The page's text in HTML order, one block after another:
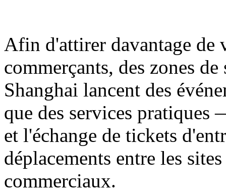
Afin d'attirer davantage de
commerçants, des zones
Shanghai lancent des
que des services pratiques
et l'échange de tickets
déplacements entre les
commerciaux.